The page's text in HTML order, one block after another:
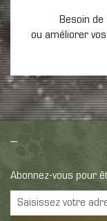
Besoin
ou améliorer
Abonnez-vous pour